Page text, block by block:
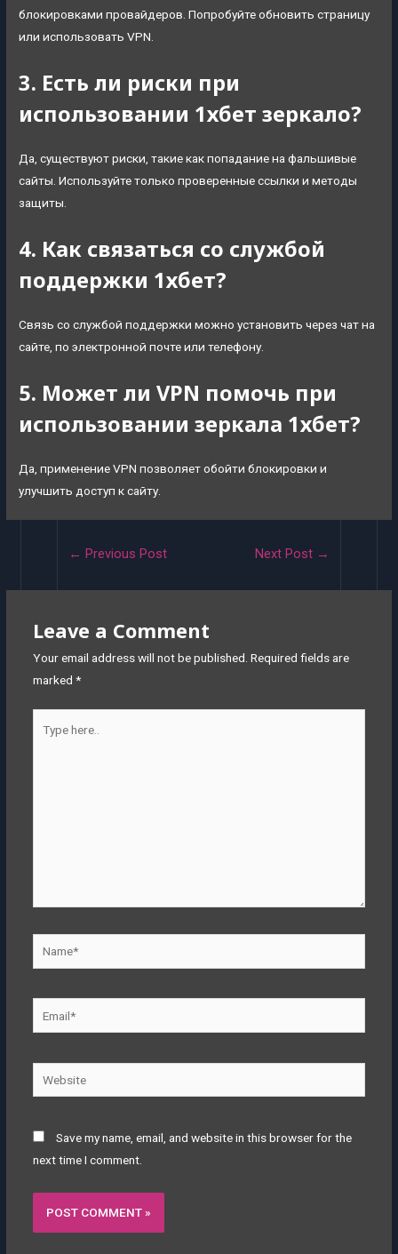
блокировками провайдеров. Попробуйте обновить страницу
или использовать VPN.
3. Есть ли риски при
использовании 1хбет зеркало?
Да, существуют риски, такие как попадание на фальшивые
сайты. Используйте только проверенные ссылки и методы
защиты.
4. Как связаться со службой
поддержки 1хбет?
Связь со службой поддержки можно установить через чат на
сайте, по электронной почте или телефону.
5. Может ли VPN помочь при
использовании зеркала 1хбет?
Да, применение VPN позволяет обойти блокировки и
улучшить доступ к сайту.
← Previous Post Next Post →
Leave a Comment
Your email address will not be published. Required fields are
marked *
Save my name, email, and website in this browser for the
next time I comment.